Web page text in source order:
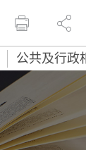
公共及行政